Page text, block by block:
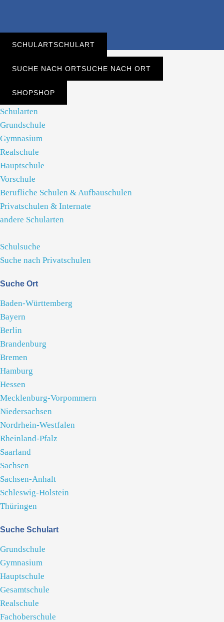
SCHULARTSCHULART
SUCHE NACH ORTSUCHE NACH ORT
SHOPSHOP
Schularten
Grundschule
Gymnasium
Realschule
Hauptschule
Vorschule
Berufliche Schulen & Aufbauschulen
Privatschulen & Internate
andere Schularten
Schulsuche
Suche nach Privatschulen
Suche Ort
Baden-Württemberg
Bayern
Berlin
Brandenburg
Bremen
Hamburg
Hessen
Mecklenburg-Vorpommern
Niedersachsen
Nordrhein-Westfalen
Rheinland-Pfalz
Saarland
Sachsen
Sachsen-Anhalt
Schleswig-Holstein
Thüringen
Suche Schulart
Grundschule
Gymnasium
Hauptschule
Gesamtschule
Realschule
Fachoberschule